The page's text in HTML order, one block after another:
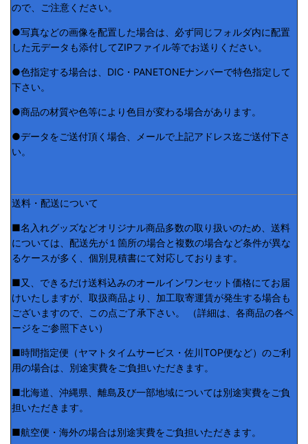
ので、ご注意ください。
●写真などの画像を配置した場合は、必ず同じフォルダ内に配置
した元データも添付してZIPファイル等でお送りください。
●色指定する場合は、DIC・PANETONEナンバーで特色指定して
下さい。
●商品の材質や色等により色目が変わる場合があります。
●データをご送付頂く場合、メールで上記アドレス迄ご送付下さ
い。
送料・配送について
■名入れグッズなどオリジナル商品多数の取り扱いのため、送料
については、配送先が１箇所の場合と複数の場合など条件が異な
るケースが多く、個別見積書にて対応しております。
■又、できるだけ送料込みのオールインワンセット価格にてお届
けいたしますが、取扱商品より、加工取寄運賃が発生する場合も
ございますので、この点ご了承下さい。 （詳細は、各商品の各ペ
ージをご参照下さい）
■時間指定便（ヤマトタイムサービス・佐川TOP便など）のご利
用の場合は、別途実費をご負担いただきます。
■北海道、沖縄県、離島及び一部地域については別途実費をご負
担いただきます。
■航空便・海外の場合は別途実費をご負担いただきます。